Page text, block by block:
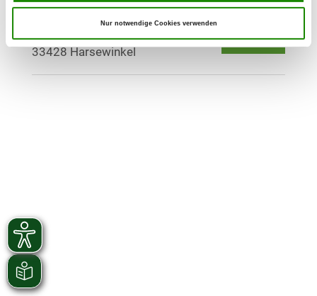
Nur notwendige Cookies verwenden
OG - Hundefreunde Greffen
Details
Tecklenburger Weg 152
33428 Harsewinkel